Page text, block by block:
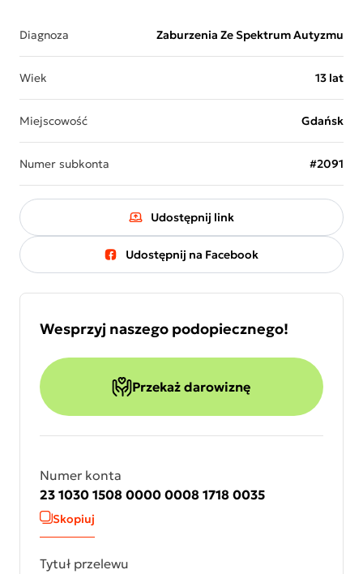
Diagnoza Zaburzenia Ze Spektrum Autyzmu
Wiek 13 lat
Miejscowość Gdańsk
Numer subkonta #2091
Udostępnij link
Udostępnij na Facebook
Wesprzyj naszego podopiecznego!
Przekaż darowiznę
Numer konta
23 1030 1508 0000 0008 1718 0035
Skopiuj
Tytuł przelewu